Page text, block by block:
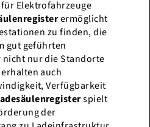
Elektrofahrzeuge
ermöglicht
zu finden, die
gut geführten
nur die Standorte
auch
Verfügbarkeit
spielt
der